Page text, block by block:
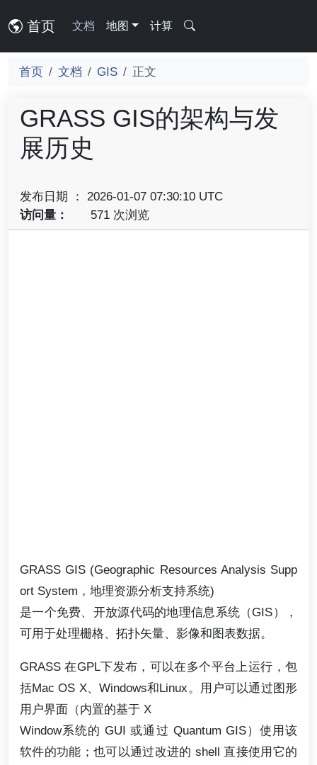
首页 文档 地图 计算
首页 文档 GIS 正文
GRASS GIS的架构与发
展历史
发布日期 ： 2026-01-07 07:30:10 UTC
访问量：
571 次浏览
GRASS GIS (Geographic Resources Analysis Supp
ort System，地理资源分析支持系统)
是一个免费、开放源代码的地理信息系统（GIS），
可用于处理栅格、拓扑矢量、影像和图表数据。
GRASS 在GPL下发布，可以在多个平台上运行，包
括Mac OS X、Windows和Linux。用户可以通过图形
用户界面（内置的基于 X
Window系统的 GUI 或通过 Quantum GIS）使用该
软件的功能；也可以通过改进的 shell 直接使用它的